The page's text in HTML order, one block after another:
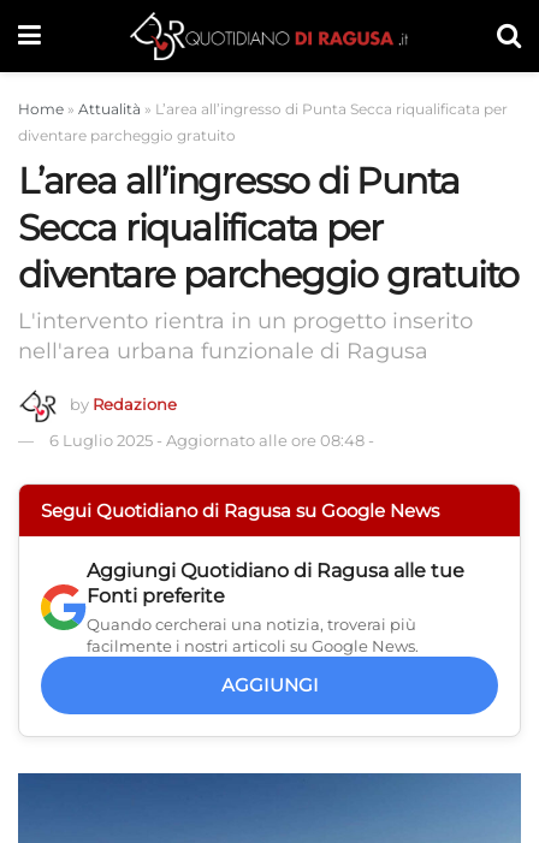
Home » Attualità » L’area all’ingresso di Punta Secca riqualificata per
diventare parcheggio gratuito
L’area all’ingresso di Punta
Secca riqualificata per
diventare parcheggio gratuito
L'intervento rientra in un progetto inserito
nell'area urbana funzionale di Ragusa
by Redazione
6 Luglio 2025 - Aggiornato alle ore 08:48 -
Segui Quotidiano di Ragusa su Google News
Aggiungi Quotidiano di Ragusa alle tue
Fonti preferite
Quando cercherai una notizia, troverai più
facilmente i nostri articoli su Google News.
AGGIUNGI